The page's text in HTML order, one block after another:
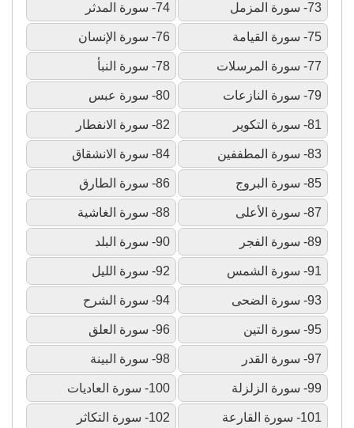
73- سورة المزمل 74- سورة المدثر
75- سورة القيامة 76- سورة الإنسان
77- سورة المرسلات 78- سورة النبأ
79- سورة النازعات 80- سورة عبس
81- سورة التكوير 82- سورة الانفطار
83- سورة المطففين 84- سورة الانشقاق
85- سورة البروج 86- سورة الطارق
87- سورة الأعلى 88- سورة الغاشية
89- سورة الفجر 90- سورة البلد
91- سورة الشمس 92- سورة الليل
93- سورة الضحى 94- سورة الشرح
95- سورة التين 96- سورة العلق
97- سورة القدر 98- سورة البينة
99- سورة الزلزلة 100- سورة العاديات
101- سورة القارعة 102- سورة التكاثر